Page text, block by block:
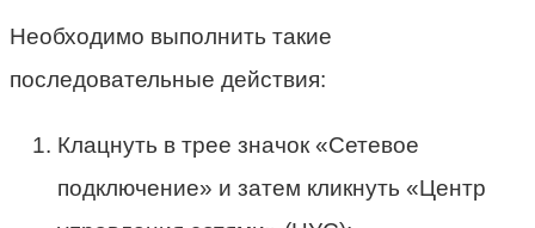
Необходимо выполнить такие
последовательные действия:
Клацнуть в трее значок «Сетевое
подключение» и затем кликнуть «Центр